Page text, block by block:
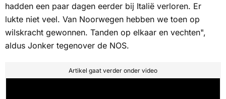
hadden een paar dagen eerder bij Italië verloren. Er
lukte niet veel. Van Noorwegen hebben we toen op
wilskracht gewonnen. Tanden op elkaar en vechten",
aldus Jonker tegenover de NOS.
Artikel gaat verder onder video